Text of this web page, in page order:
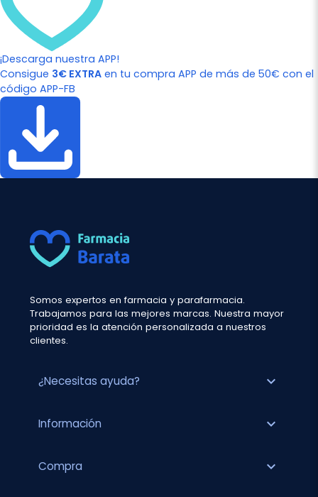
¡Descarga nuestra APP!
Consigue 3€ EXTRA en tu compra APP de más de 50€ con el
código APP-FB
Somos expertos en farmacia y parafarmacia.
Trabajamos para las mejores marcas. Nuestra mayor
prioridad es la atención personalizada a nuestros
clientes.
¿Necesitas ayuda? expand_more
Información expand_more
Compra expand_more